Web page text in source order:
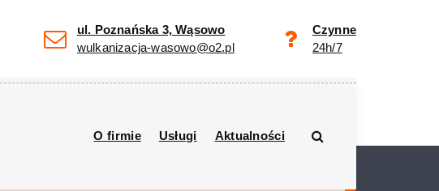
ul. Poznańska 3, Wąsowo
wulkanizacja-wasowo@o2.pl
Czynne
24h/7
O firmie Usługi Aktualności